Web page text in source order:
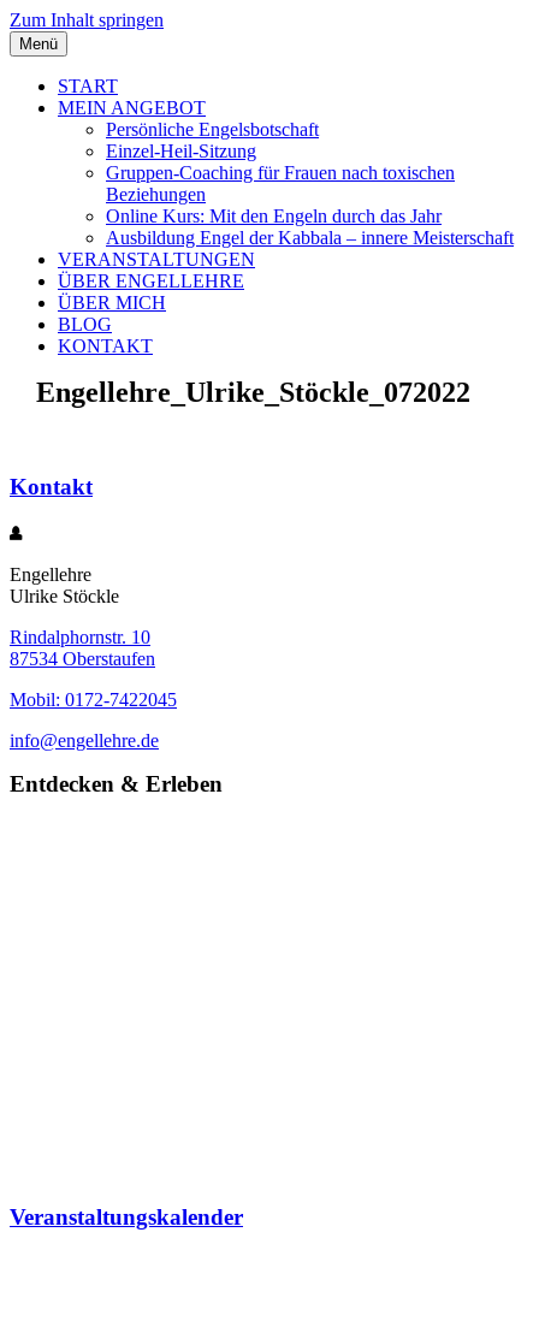
Zum Inhalt springen
Menü
START
MEIN ANGEBOT
Persönliche Engelsbotschaft
Einzel-Heil-Sitzung
Gruppen-Coaching für Frauen nach toxischen
Beziehungen
Online Kurs: Mit den Engeln durch das Jahr
Ausbildung Engel der Kabbala – innere Meisterschaft
VERANSTALTUNGEN
ÜBER ENGELLEHRE
ÜBER MICH
BLOG
KONTAKT
Engellehre_Ulrike_Stöckle_072022
Kontakt
Engellehre
Ulrike Stöckle
Rindalphornstr. 10
87534 Oberstaufen
Mobil: 0172-7422045
info@engellehre.de
Entdecken & Erleben
Veranstaltungskalender